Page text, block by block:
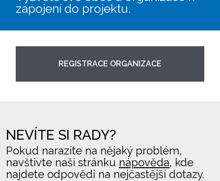
zapojení do projektu.
REGISTRACE ORGANIZACE
NEVÍTE SI RADY?
Pokud narazíte na nějaký problém,
navštivte naši stránku nápověda, kde
najdete odpovědi na nejčastější dotazy.